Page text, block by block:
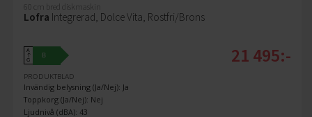
60 cm bred diskmaskin
Lofra Integrerad, Dolce Vita, Rostfri/Brons
A
↑
G
B
PRODUKTBLAD
Invändig belysning (Ja/Nej): Ja
Toppkorg (Ja/Nej): Nej
Ljudnivå (dBA): 43
21 495:-